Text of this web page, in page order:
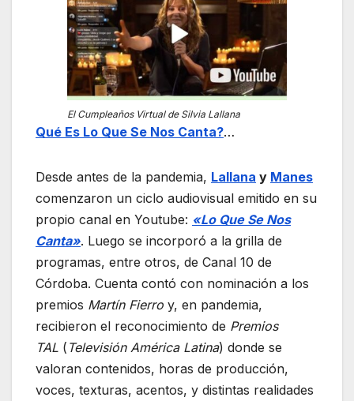
El Cumpleaños Virtual de Silvia Lallana
Qué Es Lo Que Se Nos Canta?…
Desde antes de la pandemia, Lallana y Manes
comenzaron un ciclo audiovisual emitido en su
propio canal en Youtube: «Lo Que Se Nos
Canta». Luego se incorporó a la grilla de
programas, entre otros, de Canal 10 de
Córdoba. Cuenta contó con nominación a los
premios Martín Fierro y, en pandemia,
recibieron el reconocimiento de Premios
TAL ( Televisión América Latina) donde se
valoran contenidos, horas de producción,
voces, texturas, acentos, y distintas realidades